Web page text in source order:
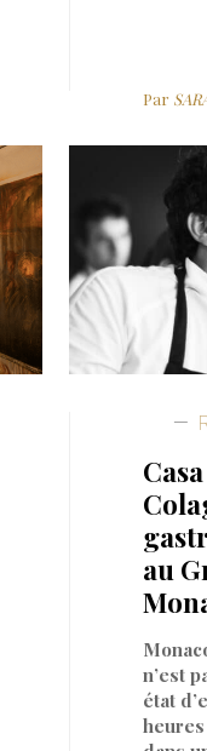
Par
au
n’est
état